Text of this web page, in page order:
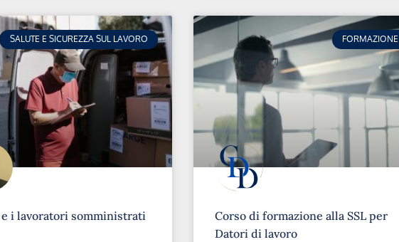
SALUTE E SICUREZZA SUL LAVORO
e i lavoratori somministrati
FORMAZIONE
Corso di formazione alla SSL per
Datori di lavoro